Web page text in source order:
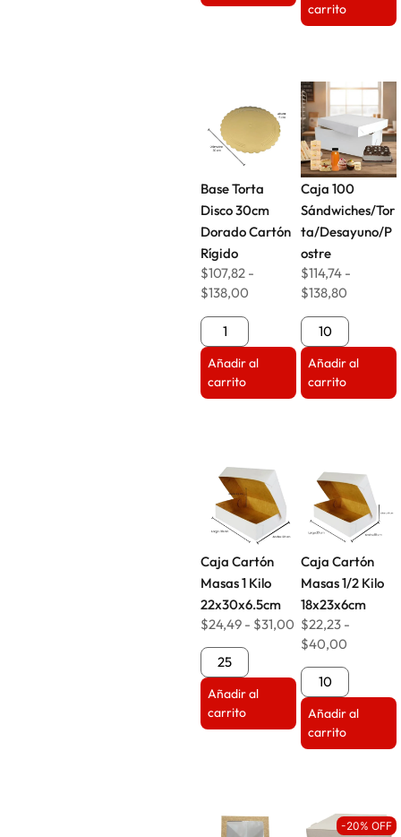
carrito
Base Torta
Disco 30cm
Dorado Cartón
Rígido
$107,82 -
$138,00
Añadir al
carrito
Caja 100
Sándwiches/Tor
ta/Desayuno/P
ostre
$114,74 -
$138,80
Añadir al
carrito
Caja Cartón
Masas 1 Kilo
22x30x6.5cm
$24,49 - $31,00
Añadir al
carrito
Caja Cartón
Masas 1/2 Kilo
18x23x6cm
$22,23 -
$40,00
Añadir al
carrito
-20% OFF